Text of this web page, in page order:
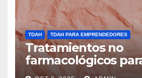
TDAH TDAH PARA EMPRENDEDORES
Tratamientos no
farmacológicos
opciones prácticas